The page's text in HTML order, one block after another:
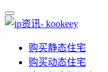
购买静态住宅
购买动态住宅